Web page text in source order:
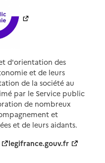
d'orientation des
et de leurs
de la société au
par le Service public
de nombreux
et
et de leurs aidants.
legifrance.gouv.fr